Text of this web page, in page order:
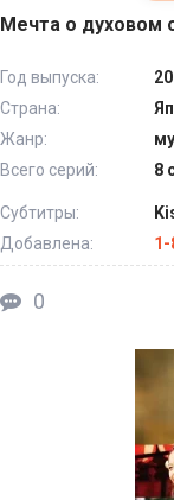
Мечта о духовом
Год выпуска:
Страна:
Жанр:
Всего серий:
8
Субтитры:
Добавлена:
1-
0